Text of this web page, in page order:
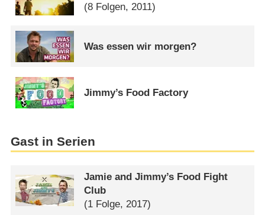
(8 Folgen, 2011)
Was essen wir morgen?
Jimmy’s Food Factory
Gast in Serien
Jamie and Jimmy’s Food Fight
Club
(1 Folge, 2017)